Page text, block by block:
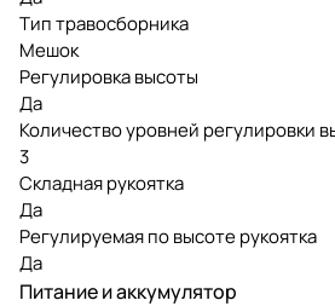
Тип травосборника
Мешок
Регулировка высоты
Да
Количество уровней регулировки
3
Складная рукоятка
Да
Регулируемая по высоте рукоятка
Да
Питание и аккумулятор